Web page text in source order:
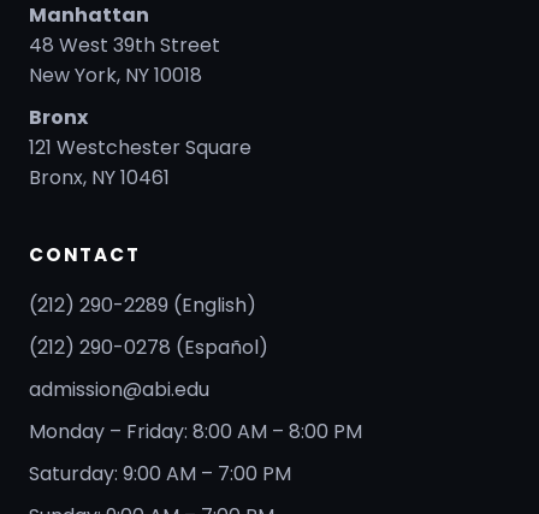
Manhattan
48 West 39th Street
New York, NY 10018
Bronx
121 Westchester Square
Bronx, NY 10461
CONTACT
(212) 290-2289 (English)
(212) 290-0278 (Español)
admission@abi.edu
Monday – Friday: 8:00 AM – 8:00 PM
Saturday: 9:00 AM – 7:00 PM